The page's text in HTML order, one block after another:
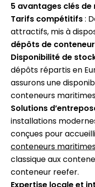
5 avantages clés
Tarifs compétitifs:
attractifs, mis à
dépôts de
Disponibilité de
dépôts répartis en
assurons une
conteneurs
Solutions
installations
conçues pour
conteneurs
classique aux
conteneur reefer.